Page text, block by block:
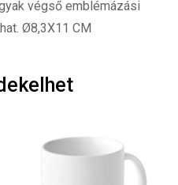
végső emblémázási
Ø8,3X11 CM